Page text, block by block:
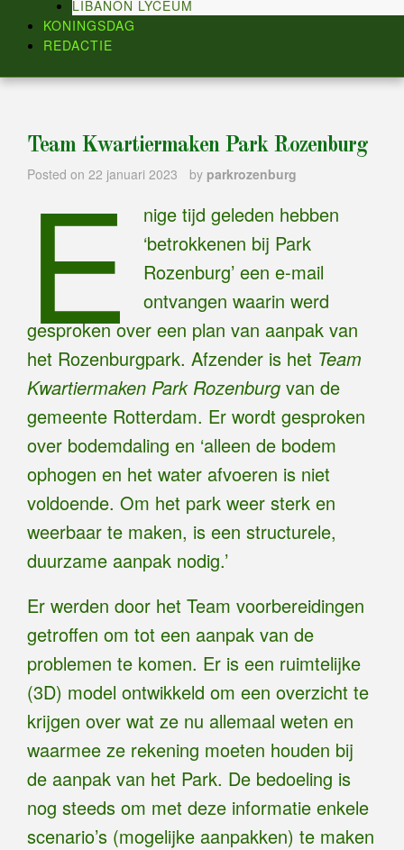
LIBANON LYCEUM
KONINGSDAG
REDACTIE
Team Kwartiermaken Park Rozenburg
Posted on 22 januari 2023 by parkrozenburg
E
nige tijd geleden hebben
‘betrokkenen bij Park
Rozenburg’ een e-mail
ontvangen waarin werd
gesproken over een plan van aanpak van
het Rozenburgpark. Afzender is het Team
Kwartiermaken Park Rozenburg van de
gemeente Rotterdam. Er wordt gesproken
over bodemdaling en ‘alleen de bodem
ophogen en het water afvoeren is niet
voldoende. Om het park weer sterk en
weerbaar te maken, is een structurele,
duurzame aanpak nodig.’
Er werden door het Team voorbereidingen
getroffen om tot een aanpak van de
problemen te komen. Er is een ruimtelijke
(3D) model ontwikkeld om een overzicht te
krijgen over wat ze nu allemaal weten en
waarmee ze rekening moeten houden bij
de aanpak van het Park. De bedoeling is
nog steeds om met deze informatie enkele
scenario’s (mogelijke aanpakken) te maken